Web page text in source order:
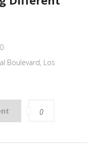
Boulevard, Los
0